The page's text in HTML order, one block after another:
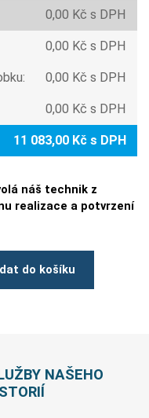
0,00 Kč s DPH
0,00 Kč s DPH
0,00 Kč s DPH
0,00 Kč s DPH
11 083,00 Kč s DPH
náš technik z
realizace a potvrzení
do košíku
NAŠEHO